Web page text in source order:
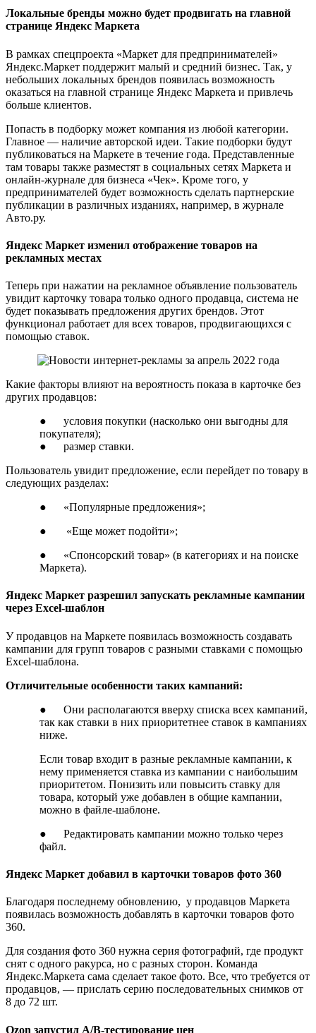
Локальные бренды можно будет продвигать на главной
странице Яндекс Маркета
В рамках спецпроекта «Маркет для предпринимателей»
Яндекс.Маркет поддержит малый и средний бизнес. Так, у
небольших локальных брендов появилась возможность
оказаться на главной странице Яндекс Маркета и привлечь
больше клиентов.
Попасть в подборку может компания из любой категории.
Главное — наличие авторской идеи. Такие подборки будут
публиковаться на Маркете в течение года. Представленные
там товары также разместят в социальных сетях Маркета и
онлайн-журнале для бизнеса «Чек». Кроме того, у
предпринимателей будет возможность сделать партнерские
публикации в различных изданиях, например, в журнале
Авто.ру.
Яндекс Маркет изменил отображение товаров на
рекламных местах
Теперь при нажатии на рекламное объявление пользователь
увидит карточку товара только одного продавца, система не
будет показывать предложения других брендов. Этот
функционал работает для всех товаров, продвигающихся с
помощью ставок.
Какие факторы влияют на вероятность показа в карточке без
других продавцов:
● условия покупки (насколько они выгодны для
покупателя);
● размер ставки.
Пользователь увидит предложение, если перейдет по товару в
следующих разделах:
● «Популярные предложения»;
● «Еще может подойти»;
● «Спонсорский товар» (в категориях и на поиске
Маркета).
Яндекс Маркет разрешил запускать рекламные кампании
через Excel-шаблон
У продавцов на Маркете появилась возможность создавать
кампании для групп товаров с разными ставками с помощью
Excel-шаблона.
Отличительные особенности таких кампаний:
● Они располагаются вверху списка всех кампаний,
так как ставки в них приоритетнее ставок в кампаниях
ниже.
Если товар входит в разные рекламные кампании, к
нему применяется ставка из кампании с наибольшим
приоритетом. Понизить или повысить ставку для
товара, который уже добавлен в общие кампании,
можно в файле-шаблоне.
● Редактировать кампании можно только через
файл.
Яндекс Маркет добавил в карточки товаров фото 360
Благодаря последнему обновлению, у продавцов Маркета
появилась возможность добавлять в карточки товаров фото
360.
Для создания фото 360 нужна серия фотографий, где продукт
снят с одного ракурса, но с разных сторон. Команда
Яндекс.Маркета сама сделает такое фото. Все, что требуется от
продавцов, — прислать серию последовательных снимков от
8 до 72 шт.
Ozon запустил А/B-тестирование цен